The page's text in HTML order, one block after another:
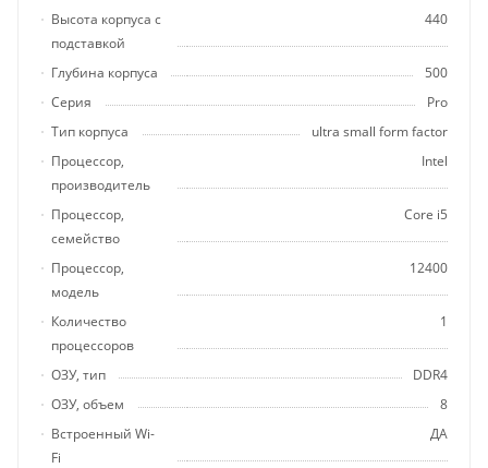
Высота корпуса с
подставкой
440
Глубина корпуса
500
Серия
Pro
Тип корпуса
ultra small form factor
Процессор,
производитель
Intel
Процессор,
семейство
Core i5
Процессор,
модель
12400
Количество
процессоров
1
ОЗУ, тип
DDR4
ОЗУ, объем
8
Встроенный Wi-
Fi
ДА